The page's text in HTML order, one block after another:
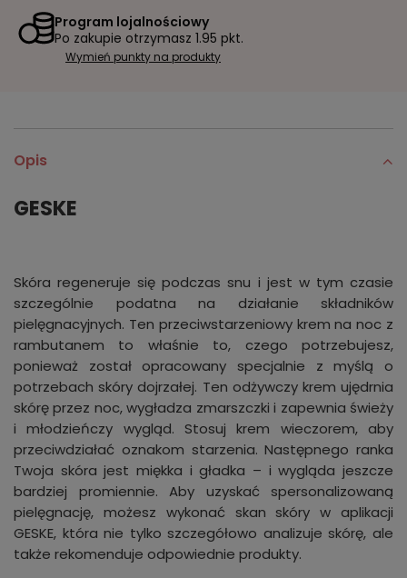
Program lojalnościowy
Po zakupie otrzymasz 1.95 pkt.
Wymień punkty na produkty
Opis
GESKE
Skóra regeneruje się podczas snu i jest w tym czasie
szczególnie podatna na działanie składników
pielęgnacyjnych. Ten przeciwstarzeniowy krem na noc z
rambutanem to właśnie to, czego potrzebujesz,
ponieważ został opracowany specjalnie z myślą o
potrzebach skóry dojrzałej. Ten odżywczy krem ujędrnia
skórę przez noc, wygładza zmarszczki i zapewnia świeży
i młodzieńczy wygląd. Stosuj krem wieczorem, aby
przeciwdziałać oznakom starzenia. Następnego ranka
Twoja skóra jest miękka i gładka – i wygląda jeszcze
bardziej promiennie. Aby uzyskać spersonalizowaną
pielęgnację, możesz wykonać skan skóry w aplikacji
GESKE, która nie tylko szczegółowo analizuje skórę, ale
także rekomenduje odpowiednie produkty.